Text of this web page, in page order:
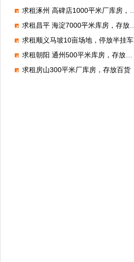
求租涿州 高碑店1000平米厂库房，做装修材料
求租昌平 海淀7000平米库房，存放电子产品
求租顺义马坡10亩场地，停放半挂车
求租朝阳 通州500平米库房，存放狗粮
求租房山300平米厂库房，存放百货